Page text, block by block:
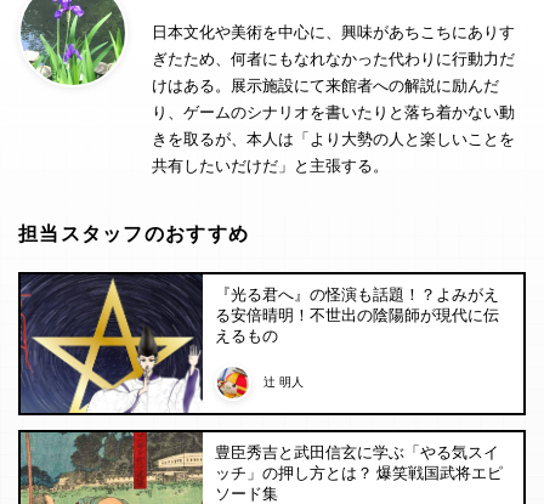
日本文化や美術を中心に、興味があちこちにありす
ぎたため、何者にもなれなかった代わりに行動力だ
けはある。展示施設にて来館者への解説に励んだ
り、ゲームのシナリオを書いたりと落ち着かない動
きを取るが、本人は「より大勢の人と楽しいことを
共有したいだけだ」と主張する。
担当スタッフのおすすめ
『光る君へ』の怪演も話題！？よみがえ
る安倍晴明！不世出の陰陽師が現代に伝
えるもの
辻 明人
豊臣秀吉と武田信玄に学ぶ「やる気スイ
ッチ」の押し方とは？ 爆笑戦国武将エピ
ソード集